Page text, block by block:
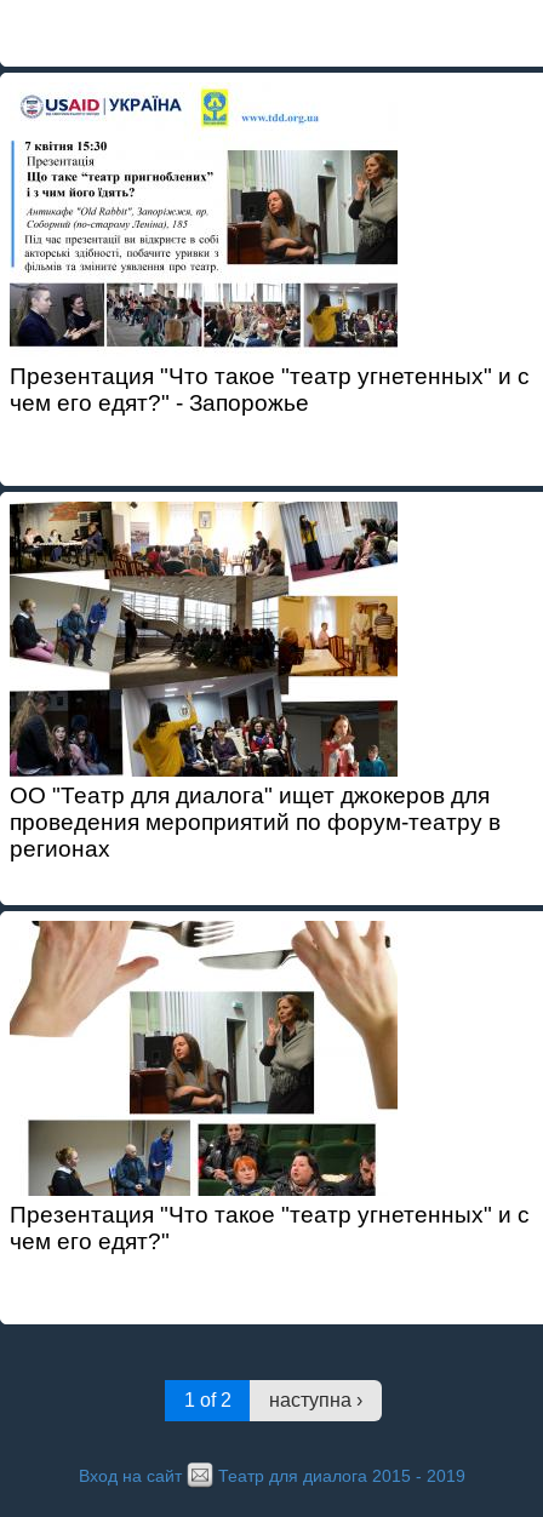
Презентация "Что такое "театр угнетенных" и с
чем его едят?" - Запорожье
ОО "Театр для диалога" ищет джокеров для
проведения мероприятий по форум-театру в
регионах
Презентация "Что такое "театр угнетенных" и с
чем его едят?"
1 of 2 наступна ›
Вход на сайт Театр для диалога 2015 - 2019